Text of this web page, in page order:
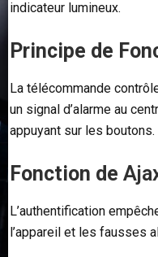
indicateur lumineux.
Principe de
La télécommande
un signal d’alarme au
appuyant sur les boutons.
Fonction de
L’authentification
l’appareil et les fausses